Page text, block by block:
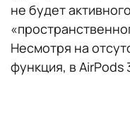
не будет
Несмотря на
функция, в AirPods